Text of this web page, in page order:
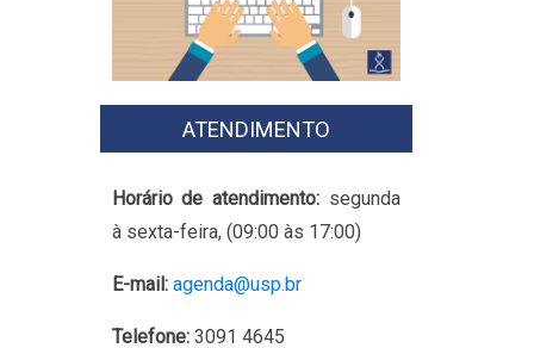
ATENDIMENTO
Horário de atendimento: segunda
à sexta-feira, (09:00 às 17:00)
E-mail: agenda@usp.br
Telefone:3091 4645